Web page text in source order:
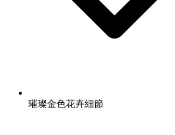
璀璨金色花卉細節